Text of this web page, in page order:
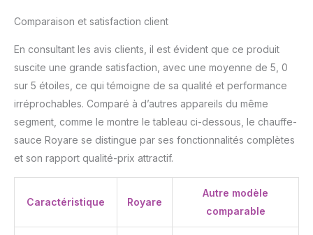
Comparaison et satisfaction client
En consultant les avis clients, il est évident que ce produit
suscite une grande satisfaction, avec une moyenne de 5, 0
sur 5 étoiles, ce qui témoigne de sa qualité et performance
irréprochables. Comparé à d’autres appareils du même
segment, comme le montre le tableau ci-dessous, le chauffe-
sauce Royare se distingue par ses fonctionnalités complètes
et son rapport qualité-prix attractif.
Caractéristique Royare
Autre modèle
comparable